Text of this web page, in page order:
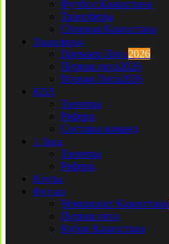
Футбол Казахстана
Трансферы
Сборная Казахстана
Трансферы
Премьер Лига2026
Первая лига2026
Вторая Лига2026
КПЛ
Тренеры
Рефери
Составы команд
1 Лига
Тренеры
Рефери
Клубы
Футзал
Чемпионат Казахстана
Первая лига
Кубок Казахстана